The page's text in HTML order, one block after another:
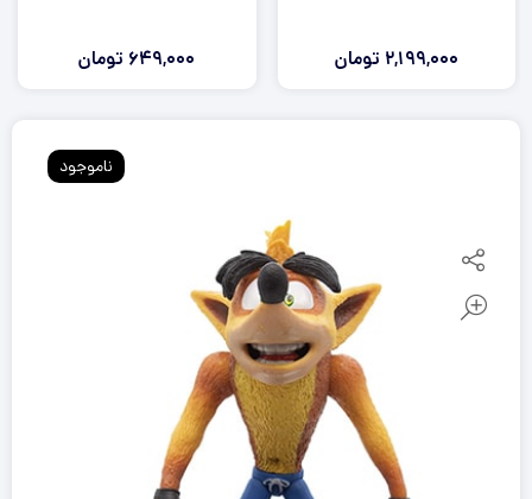
2,199,000 تومان 649,000 تومان
ناموجود